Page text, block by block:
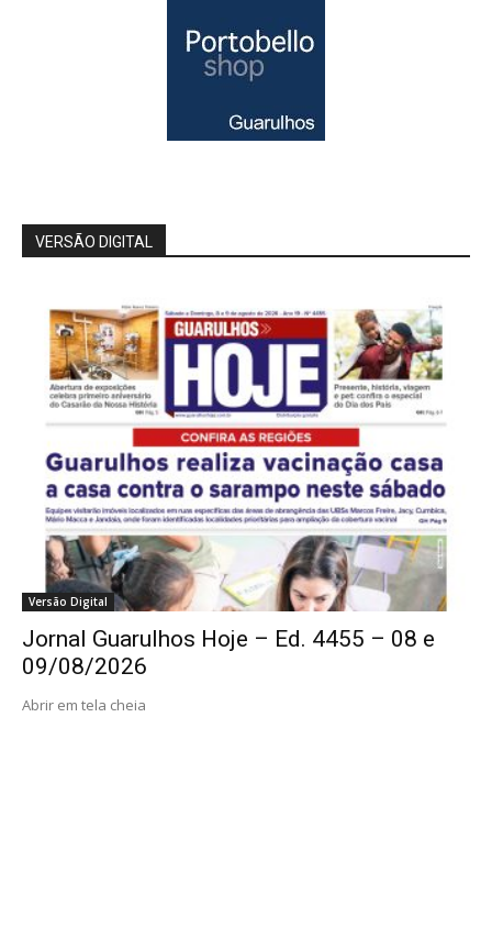
VERSÃO DIGITAL
Versão Digital
Jornal Guarulhos Hoje – Ed. 4455 – 08 e
09/08/2026
Abrir em tela cheia